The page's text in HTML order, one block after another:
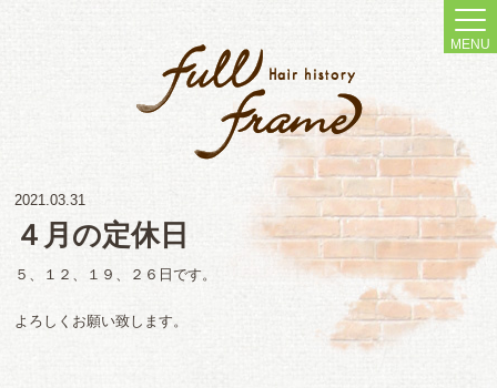
MENU
2021.03.31
４月の定休日
５、１２、１９、２６日です。
よろしくお願い致します。